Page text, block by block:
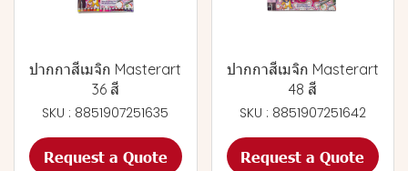
ปากกาสีเมจิก Masterart
36 สี
SKU : 8851907251635
Request a Quote
ปากกาสีเมจิก Masterart
48 สี
SKU : 8851907251642
Request a Quote